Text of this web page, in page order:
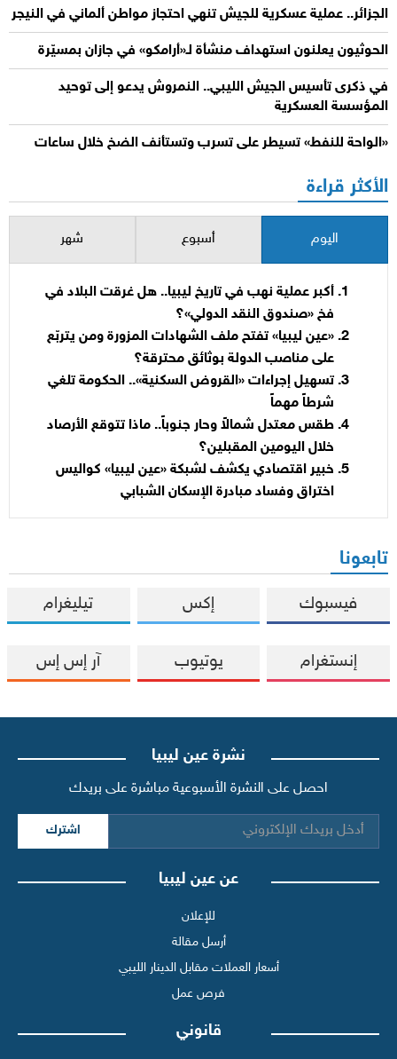
الجزائر.. عملية عسكرية للجيش تنهي احتجاز مواطن ألماني في النيجر
الحوثيون يعلنون استهداف منشأة لـ«أرامكو» في جازان بمسيّرة
في ذكرى تأسيس الجيش الليبي.. النمروش يدعو إلى توحيد
المؤسسة العسكرية
«الواحة للنفط» تسيطر على تسرب وتستأنف الضخ خلال ساعات
الأكثر قراءة
اليوم أسبوع شهر
أكبر عملية نهب في تاريخ ليبيا.. هل غرقت البلاد في
فخ «صندوق النقد الدولي»؟
«عين ليبيا» تفتح ملف الشهادات المزورة ومن يتربّع
على مناصب الدولة بوثائق محترقة؟
تسهيل إجراءات «القروض السكنية».. الحكومة تلغي
شرطاً مهماً
طقس معتدل شمالاً وحار جنوباً.. ماذا تتوقع الأرصاد
خلال اليومين المقبلين؟
خبير اقتصادي يكشف لشبكة «عين ليبيا» كواليس
اختراق وفساد مبادرة الإسكان الشبابي
تابعونا
فيسبوك إكس تيليغرام
إنستغرام يوتيوب آر إس إس
نشرة عين ليبيا
احصل على النشرة الأسبوعية مباشرة على بريدك
اشترك
عن عين ليبيا
للإعلان
أرسل مقالة
أسعار العملات مقابل الدينار الليبي
فرص عمل
قانوني